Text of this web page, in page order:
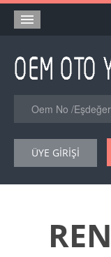
Orjinal Yedek
Eşdeğer Muadil
Şase Numarası
Hakkımızda
ÜYE GİRİŞİ